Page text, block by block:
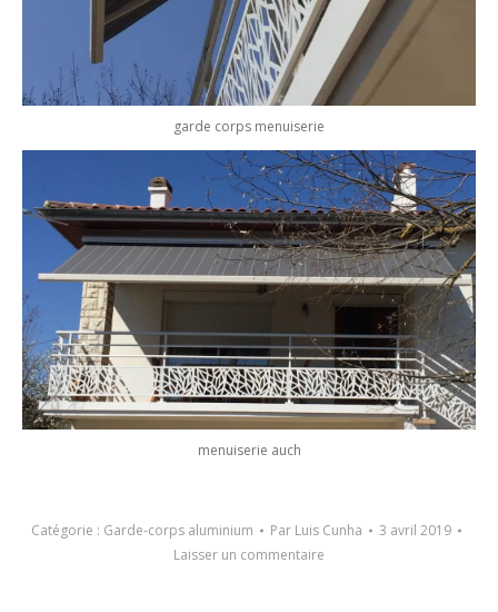
garde corps menuiserie
menuiserie auch
Catégorie : Garde-corps aluminium Par Luis Cunha
3 avril 2019
Laisser un commentaire